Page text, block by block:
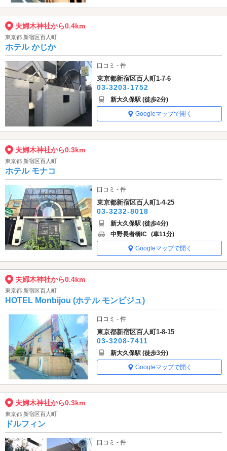
夫婦木神社から0.4km
東京都 新宿区百人町
ホテル かじか
口コミ - 件
東京都新宿区百人町1-7-6
03-3203-1752
新大久保駅 (徒歩2分)
Googleマップで開く
夫婦木神社から0.3km
東京都 新宿区百人町
ホテル モナコ
口コミ - 件
東京都新宿区百人町1-4-25
03-3232-8018
新大久保駅 (徒歩4分)
中野長者橋IC (車11分)
Googleマップで開く
夫婦木神社から0.4km
東京都 新宿区百人町
HOTEL Monbijou (ホテル モンビジュ)
口コミ - 件
東京都新宿区百人町1-8-15
03-3208-7411
新大久保駅 (徒歩3分)
Googleマップで開く
夫婦木神社から0.3km
東京都 新宿区百人町
ドルフィン
口コミ - 件